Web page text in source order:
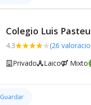
Colegio Luis
4.3 (26
Privado Laico Mixto
Guardar